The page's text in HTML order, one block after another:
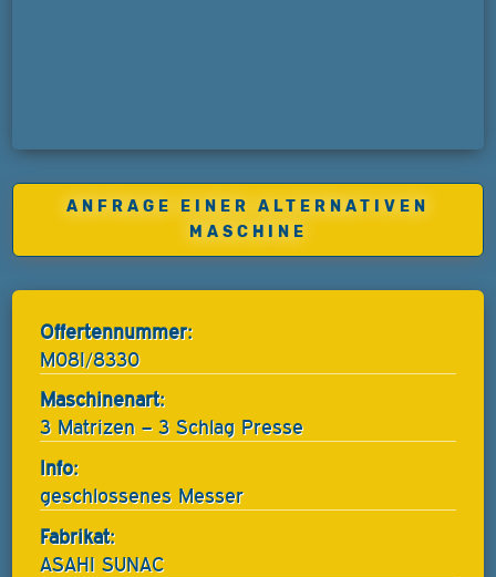
ANFRAGE EINER ALTERNATIVEN
MASCHINE
Offertennummer:
M08I/8330
Maschinenart:
3 Matrizen – 3 Schlag Presse
Info:
geschlossenes Messer
Fabrikat:
ASAHI SUNAC